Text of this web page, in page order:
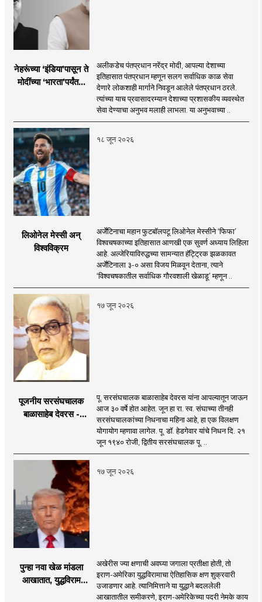
नेहरूंच्या ‘इंडिया’पासून ते
मोदींच्या ‘भारता’पर्यंतचा
अलीकडेच पंतप्रधान नरेंद्र मोदी, आपल्या देशाच्या
इतिहासात पंतप्रधान म्हणून सलग सर्वाधिक काळ सेवा
देणारे लोकशाही मार्गाने निवडून आलेले पंतप्रधान ठरले.
त्यांच्या याच प्रवासादरम्यान देशाच्या प्रशासकीय व्यवस्थेत
सेवा देण्याचा अनुभव मलाही लाभला. या अनुभवाच्या ..
१८ जून २०२६
लिओनेल मेस्सी अन्
विश्वविक्रम
अर्जेंटिनाचा महान फुटबॉलपटू लिओनेल मेस्सीने ‘फिफा’
विश्वचषकाच्या इतिहासात आणखी एक सुवर्ण अध्याय लिहिला
आहे. अल्जेरियाविरुद्धच्या सामन्यात हॅट्ट्रिक झळकावत
अर्जेंटिनाला ३-० असा विजय मिळवून देताना, त्याने
‘विश्वचषकातील सर्वाधिक गौरवशाली खेळाडू’ म्हणून ..
१७ जून २०२६
पूजनीय सरसंघचालक
बाळासाहेब देवरस -
पू. सरसंघचालक बाळासाहेब देवरस यांना आपल्यातून जाऊन
आज ३० वर्षे होत आहेत. जून हा रा. स्व. संघाच्या तीनही
सरसंघचालकांच्या निधनाचा महिना आहे, हा एक विलक्षण
योगायोग म्हणावा लागेल. पू. डॉ. हेडगेवार यांचे निधन दि. २१
जून १९४० रोजी, द्वितीय सरसंघचालक पू. ..
१७ जून २०२६
पुन्हा नवा खेळ मांडला
आखातात, युद्धविराम
अखेरीस ज्या क्षणाची अवघ्या जगाला प्रतीक्षा होती, तो
इराण-अमेरिका युद्धविरामाचा ऐतिहासिक क्षण शुक्रवारी
उजाडणार आहे. त्यानिमित्ताने या युद्धाने बदललेली
आखातातील समीकरणे, इराण-अमेरिकेच्या पदरी नेमके काय